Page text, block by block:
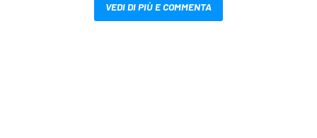
VEDI DI PIÙ E COMMENTA